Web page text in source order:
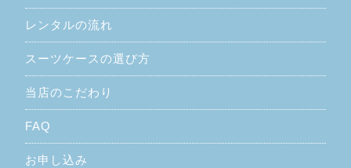
レンタルの流れ
スーツケースの選び方
当店のこだわり
FAQ
お申し込み